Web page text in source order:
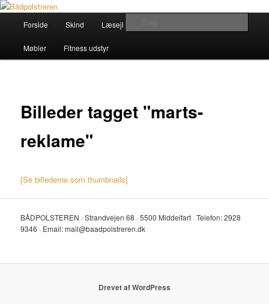
Fortsæt
primært
indholdBådpolstreren
Forside Skind Læsejl
Møbler Fitness udstyr
Billeder tagget "marts-
reklame"
[Se billederne som thumbnails]
BÅDPOLSTEREN · Strandvejen 68 · 5500 Middelfart · Telefon: 2928
9346 · Email: mail@baadpolstreren.dk
Drevet af WordPress